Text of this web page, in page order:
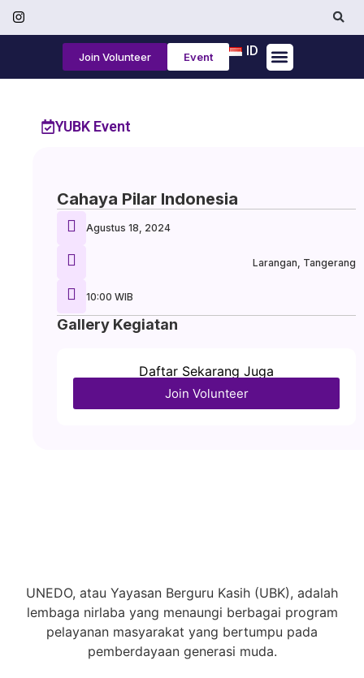
ID
Join Volunteer Event
YUBK Event
Cahaya Pilar Indonesia
Agustus 18, 2024
Larangan, Tangerang
10:00 WIB
Gallery Kegiatan
Daftar Sekarang Juga
Join Volunteer
UNEDO, atau Yayasan Berguru Kasih (UBK), adalah
lembaga nirlaba yang menaungi berbagai program
pelayanan masyarakat yang bertumpu pada
pemberdayaan generasi muda.